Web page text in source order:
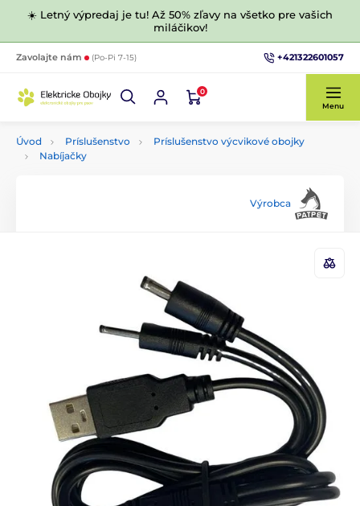
☀️ Letný výpredaj je tu! Až 50% zľavy na všetko pre vašich
miláčikov!
Zavolajte nám (Po-Pi 7-15) +421322601057
0
Menu
Úvod Príslušenstvo
Príslušenstvo výcvikové obojky
Nabíjačky
Výrobca